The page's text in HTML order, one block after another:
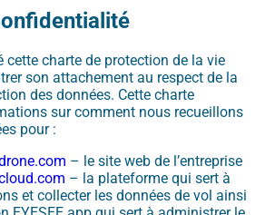
cette charte de protection de la vie
son attachement au respect de la
des données. Cette charte
sur comment nous recueillons
pour :
– le site web de l’entreprise
– la plateforme qui sert à
et collecter les données de vol ainsi